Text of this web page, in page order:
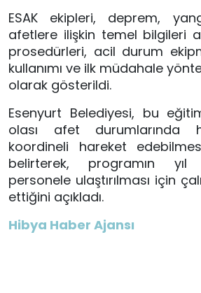
ESAK ekipleri, deprem,
afetlere ilişkin temel bilgileri
prosedürleri, acil durum
kullanımı ve ilk müdahale
olarak gösterildi.
Esenyurt Belediyesi, bu
olası afet durumlarında
koordineli hareket
belirterek, programın
personele ulaştırılması için
ettiğini açıkladı.
Hibya Haber Ajansı